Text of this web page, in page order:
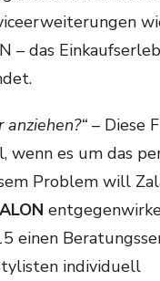
– das
– Diese
wenn es um das
Problem will
einen
individuell